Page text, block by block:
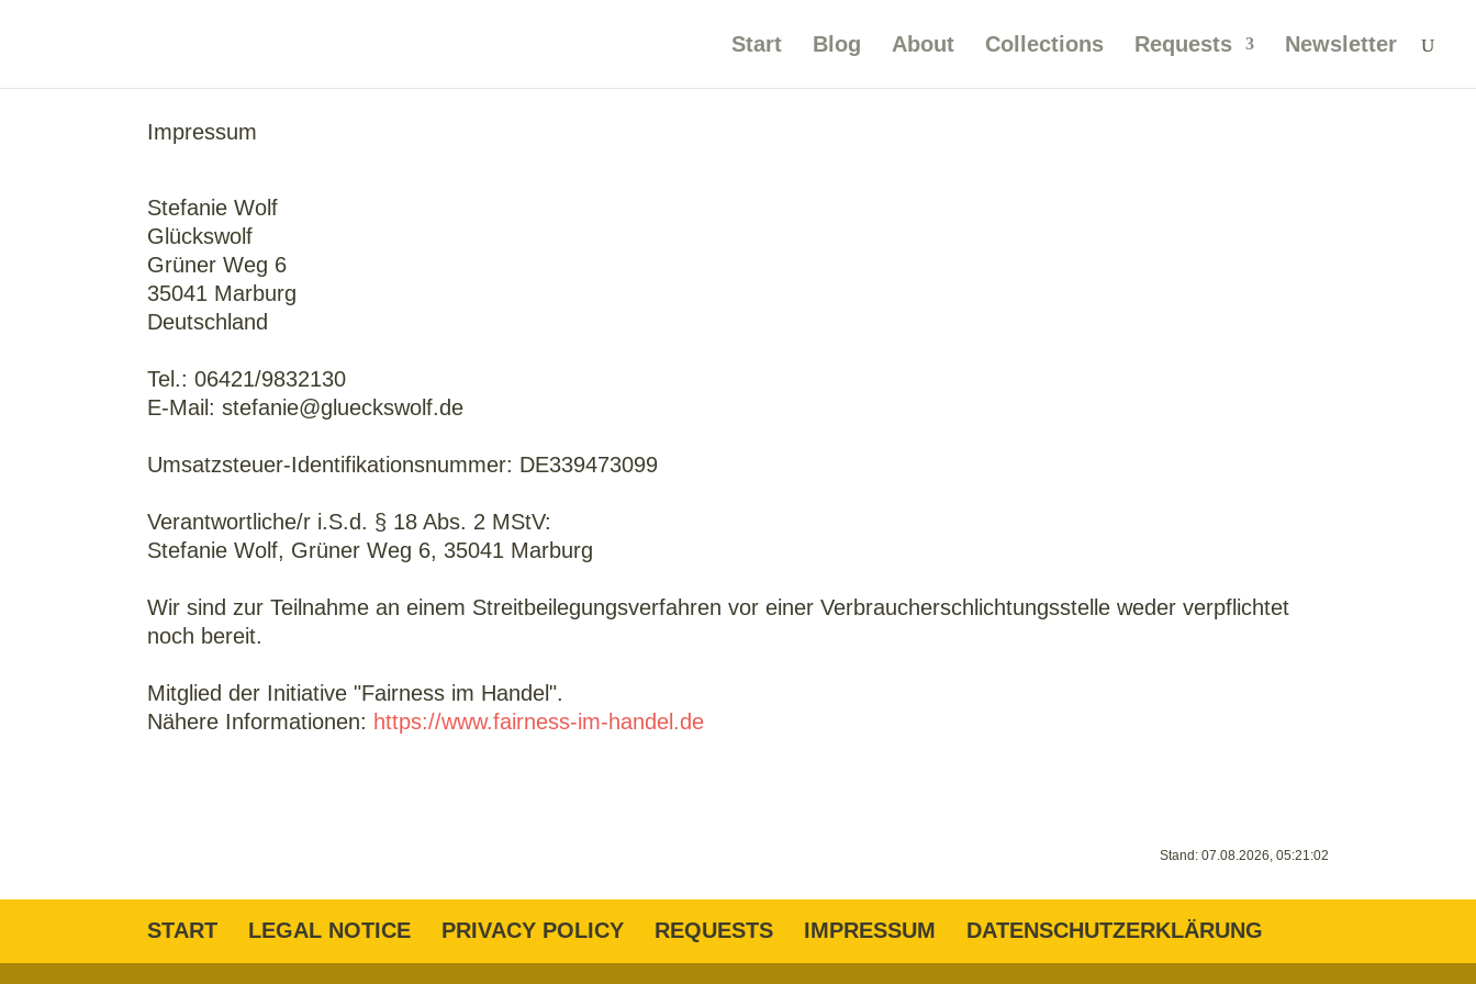
Start Blog About Collections Requests Newsletter
Impressum
Stefanie Wolf
Glückswolf
Grüner Weg 6
35041 Marburg
Deutschland
Tel.: 06421/9832130
E-Mail: stefanie@glueckswolf.de
Umsatzsteuer-Identifikationsnummer: DE339473099
Verantwortliche/r i.S.d. § 18 Abs. 2 MStV:
Stefanie Wolf, Grüner Weg 6, 35041 Marburg
Wir sind zur Teilnahme an einem Streitbeilegungsverfahren vor einer Verbraucherschlichtungsstelle weder verpflichtet
noch bereit.
Mitglied der Initiative "Fairness im Handel".
Nähere Informationen: https://www.fairness-im-handel.de
Stand: 07.08.2026, 05:21:02
START LEGAL NOTICE PRIVACY POLICY REQUESTS IMPRESSUM DATENSCHUTZERKLÄRUNG